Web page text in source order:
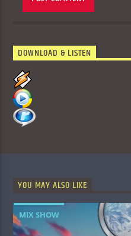
DOWNLOAD & LISTEN
YOU MAY ALSO LIKE
MIX SHOW